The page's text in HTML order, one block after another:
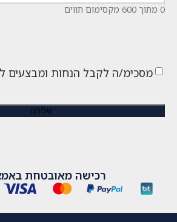
0 מתוך 600 מקסימום תווים
מסכימ/ה לקבל הנחות ומבצעים
רכישה מאובטחת